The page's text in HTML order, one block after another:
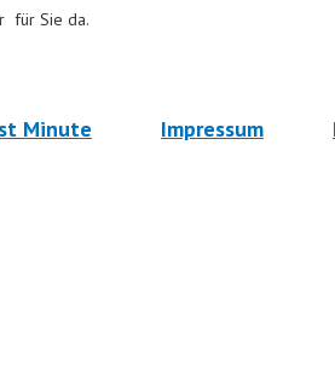
für Sie da.
Minute Impressum